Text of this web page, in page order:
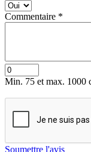
Commentaire *
Min. 75 et max. 1000
Soumettre l'avis